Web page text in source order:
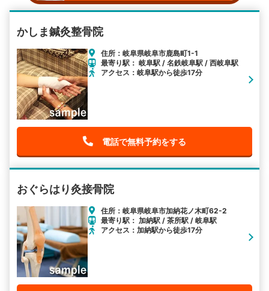
かしま鍼灸整骨院
住所：岐阜県岐阜市鹿島町1-1
最寄り駅： 岐阜駅 / 名鉄岐阜駅 / 西岐阜駅
アクセス：岐阜駅から徒歩17分
電話で無料予約をする
おぐらはり灸接骨院
住所：岐阜県岐阜市加納花ノ木町62-2
最寄り駅： 加納駅 / 茶所駅 / 岐阜駅
アクセス：加納駅から徒歩17分